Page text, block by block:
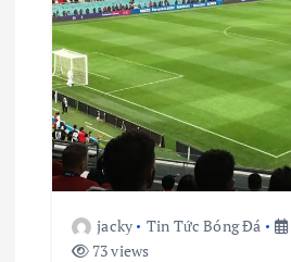
jacky Tin Tức Bóng Đá
73 views